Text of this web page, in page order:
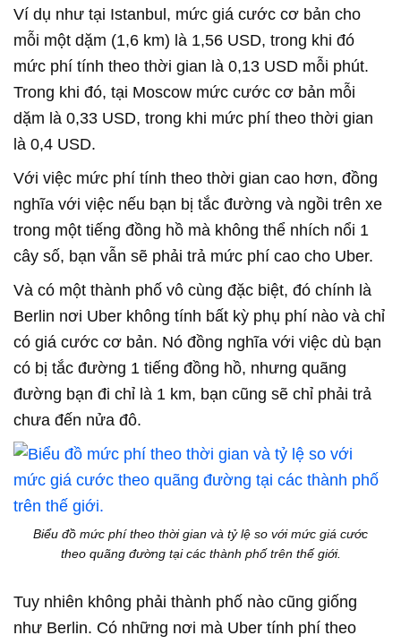
Ví dụ như tại Istanbul, mức giá cước cơ bản cho
mỗi một dặm (1,6 km) là 1,56 USD, trong khi đó
mức phí tính theo thời gian là 0,13 USD mỗi phút.
Trong khi đó, tại Moscow mức cước cơ bản mỗi
dặm là 0,33 USD, trong khi mức phí theo thời gian
là 0,4 USD.
Với việc mức phí tính theo thời gian cao hơn, đồng
nghĩa với việc nếu bạn bị tắc đường và ngồi trên xe
trong một tiếng đồng hồ mà không thể nhích nổi 1
cây số, bạn vẫn sẽ phải trả mức phí cao cho Uber.
Và có một thành phố vô cùng đặc biệt, đó chính là
Berlin nơi Uber không tính bất kỳ phụ phí nào và chỉ
có giá cước cơ bản. Nó đồng nghĩa với việc dù bạn
có bị tắc đường 1 tiếng đồng hồ, nhưng quãng
đường bạn đi chỉ là 1 km, bạn cũng sẽ chỉ phải trả
chưa đến nửa đô.
Biểu đồ mức phí theo thời gian và tỷ lệ so với mức giá cước
theo quãng đường tại các thành phố trên thế giới.
Tuy nhiên không phải thành phố nào cũng giống
như Berlin. Có những nơi mà Uber tính phí theo